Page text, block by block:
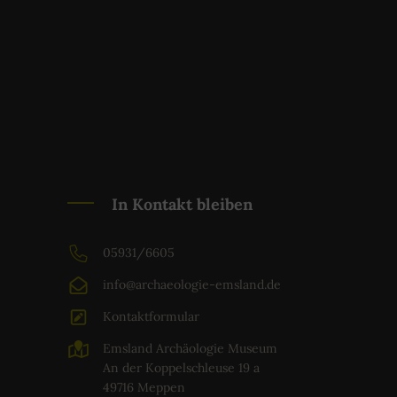
In Kontakt bleiben
05931/6605
info@archaeologie-emsland.de
Kontaktformular
Emsland Archäologie Museum
An der Koppelschleuse 19 a
49716 Meppen